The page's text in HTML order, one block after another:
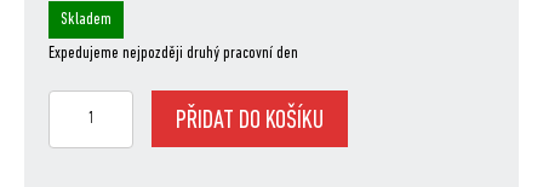
Skladem
Expedujeme nejpozději druhý pracovní den
PŘIDAT DO KOŠÍKU